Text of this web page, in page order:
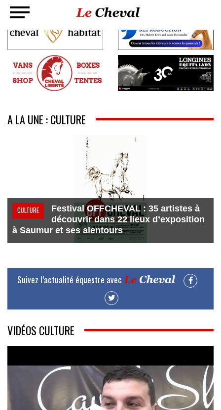
A LA UNE : CULTURE
CULTURE
Festival OFFCHEVAL : 35 artistes à
découvrir dans 22 lieux d’exposition
à Saumur et ses alentours
Suivez l’actualité équestre avec
VIDÉOS CULTURE